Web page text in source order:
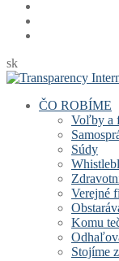
sk
ČO ROBÍME
Voľby a
Súdy
Verejné
Komu
Stojíme